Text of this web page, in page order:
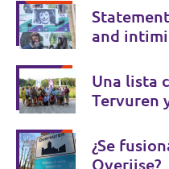
decisión
de
and
Una lista
Tervuren
¿Se
Overijse?